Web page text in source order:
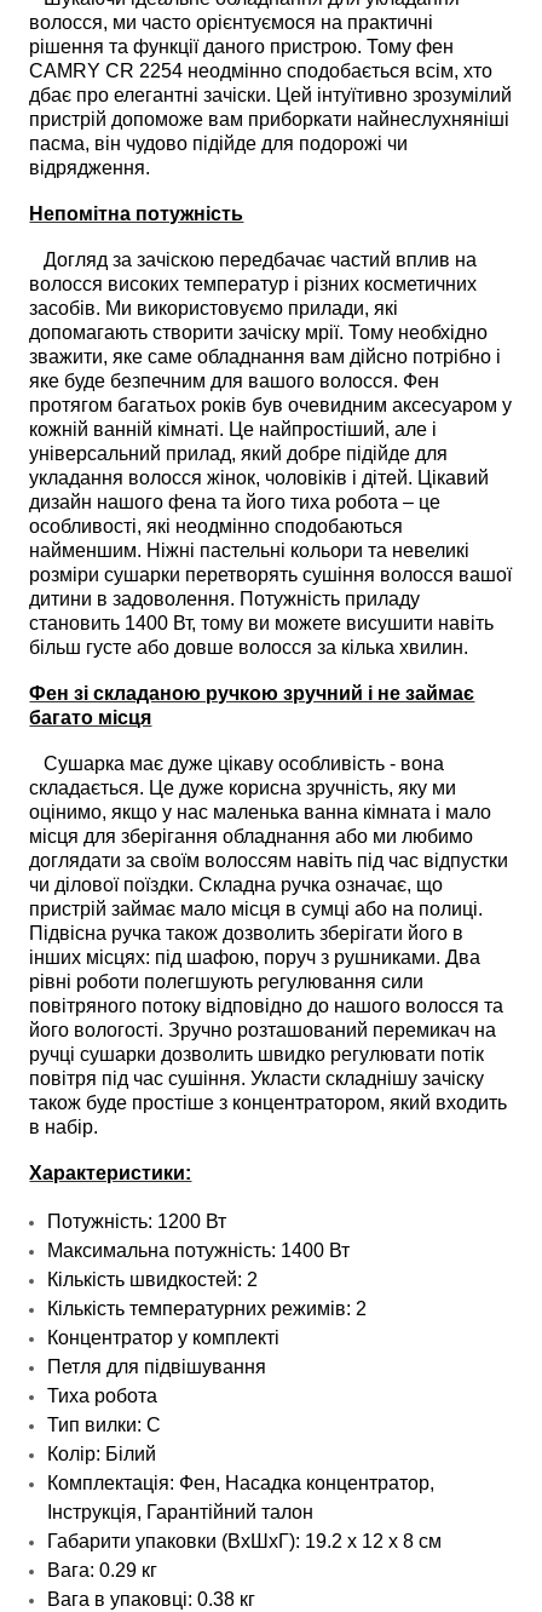
волосся, ми часто орієнтуємося на практичні
рішення та функції даного пристрою. Тому фен
CAMRY CR 2254 неодмінно сподобається всім, хто
дбає про елегантні зачіски. Цей інтуїтивно зрозумілий
пристрій допоможе вам приборкати найнеслухняніші
пасма, він чудово підійде для подорожі чи
відрядження.
Непомітна потужність
Догляд за зачіскою передбачає частий вплив на
волосся високих температур і різних косметичних
засобів. Ми використовуємо прилади, які
допомагають створити зачіску мрії. Тому необхідно
зважити, яке саме обладнання вам дійсно потрібно і
яке буде безпечним для вашого волосся. Фен
протягом багатьох років був очевидним аксесуаром у
кожній ванній кімнаті. Це найпростіший, але і
універсальний прилад, який добре підійде для
укладання волосся жінок, чоловіків і дітей. Цікавий
дизайн нашого фена та його тиха робота – це
особливості, які неодмінно сподобаються
найменшим. Ніжні пастельні кольори та невеликі
розміри сушарки перетворять сушіння волосся вашої
дитини в задоволення. Потужність приладу
становить 1400 Вт, тому ви можете висушити навіть
більш густе або довше волосся за кілька хвилин.
Фен зі складаною ручкою зручний і не займає
багато місця
Сушарка має дуже цікаву особливість - вона
складається. Це дуже корисна зручність, яку ми
оцінимо, якщо у нас маленька ванна кімната і мало
місця для зберігання обладнання або ми любимо
доглядати за своїм волоссям навіть під час відпустки
чи ділової поїздки. Складна ручка означає, що
пристрій займає мало місця в сумці або на полиці.
Підвісна ручка також дозволить зберігати його в
інших місцях: під шафою, поруч з рушниками. Два
рівні роботи полегшують регулювання сили
повітряного потоку відповідно до нашого волосся та
його вологості. Зручно розташований перемикач на
ручці сушарки дозволить швидко регулювати потік
повітря під час сушіння. Укласти складнішу зачіску
також буде простіше з концентратором, який входить
в набір.
Характеристики:
Потужність: 1200 Вт
Максимальна потужність: 1400 Вт
Кількість швидкостей: 2
Кількість температурних режимів: 2
Концентратор у комплекті
Петля для підвішування
Тиха робота
Тип вилки: C
Колір: Білий
Комплектація: Фен, Насадка концентратор,
Інструкція, Гарантійний талон
Габарити упаковки (ВхШхГ): 19.2 х 12 х 8 см
Вага: 0.29 кг
Вага в упаковці: 0.38 кг